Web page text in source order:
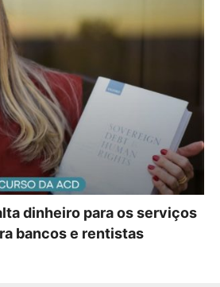
dinheiro para os serviços
bancos e rentistas